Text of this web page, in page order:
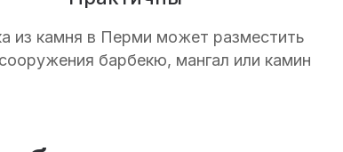
из камня в Перми может разместить
барбекю, мангал или камин